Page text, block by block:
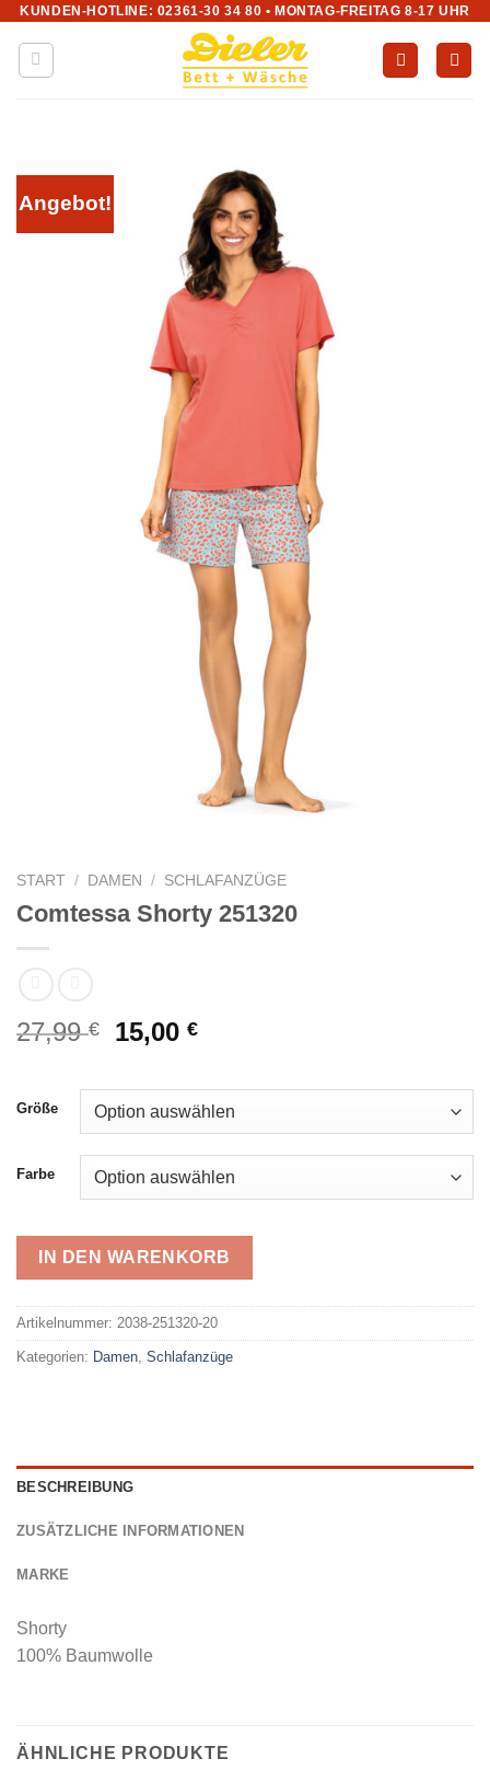
Zum
Inhalt
springen
KUNDEN-HOTLINE: 02361-30 34 80 • MONTAG-FREITAG 8-17 UHR
Angebot!
START / DAMEN / SCHLAFANZÜGE
Comtessa Shorty 251320
27,99€
Ursprünglicher
war:
27,99 €
15,00€Aktueller
ist:
15,00 €.
Größe
Farbe
IN DEN WARENKORB
Artikelnummer: 2038-251320-20
Kategorien: Damen, Schlafanzüge
BESCHREIBUNG
ZUSÄTZLICHE INFORMATIONEN
MARKE
Shorty
100% Baumwolle
ÄHNLICHE PRODUKTE